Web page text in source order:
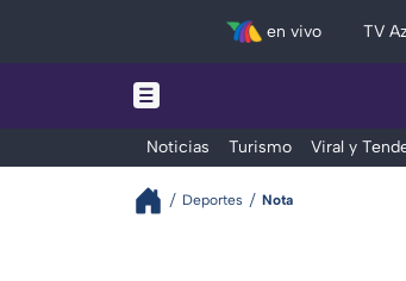
en vivo TV
Noticias Turismo Viral y
Deportes Nota